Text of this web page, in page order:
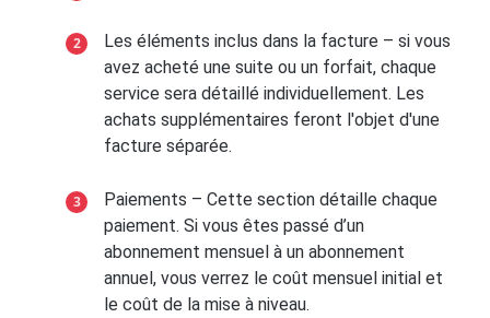
Les éléments inclus dans la facture – si vous
avez acheté une suite ou un forfait, chaque
service sera détaillé individuellement. Les
achats supplémentaires feront l'objet d'une
facture séparée.
Paiements – Cette section détaille chaque
paiement. Si vous êtes passé d’un
abonnement mensuel à un abonnement
annuel, vous verrez le coût mensuel initial et
le coût de la mise à niveau.